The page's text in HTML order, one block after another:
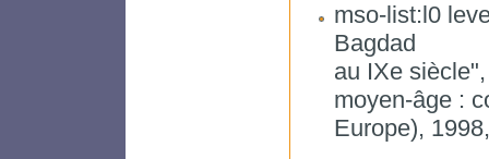
mso-list:l0
Bagdad
au IXe
moyen-âge :
Europe),